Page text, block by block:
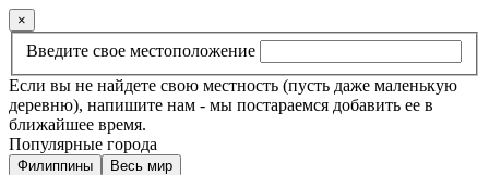
×
Введите свое местоположение
Если вы не найдете свою местность (пусть даже маленькую
деревню), напишите нам - мы постараемся добавить ее в
ближайшее время.
Популярные города
Филиппины Весь мир